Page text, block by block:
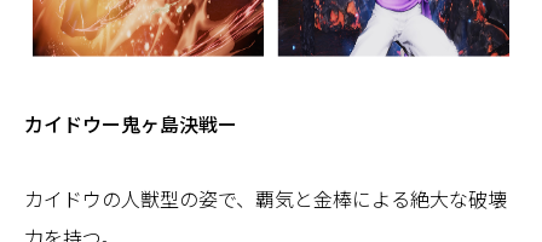
カイドウー鬼ヶ島決戦ー
カイドウの人獣型の姿で、覇気と金棒による絶大な破壊